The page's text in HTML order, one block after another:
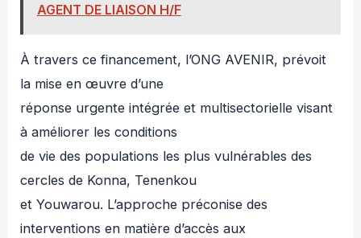
AGENT DE LIAISON H/F
À travers ce financement, l’ONG AVENIR, prévoit
la mise en œuvre d’une
réponse urgente intégrée et multisectorielle visant
à améliorer les conditions
de vie des populations les plus vulnérables des
cercles de Konna, Tenenkou
et Youwarou. L’approche préconise des
interventions en matière d’accès aux